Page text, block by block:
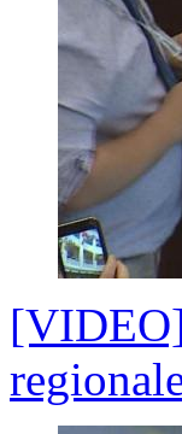
[VIDEO]